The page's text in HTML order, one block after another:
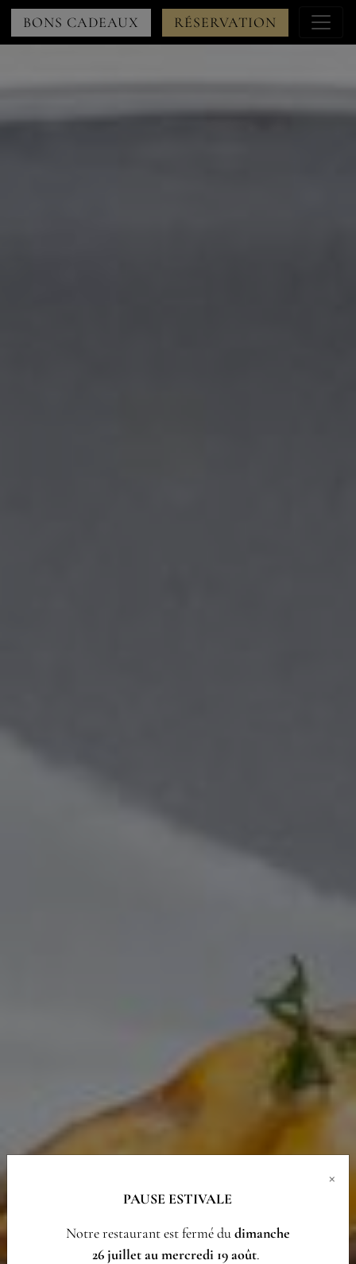
Menu
BONS CADEAUX RÉSERVATION
×
PAUSE ESTIVALE
Notre restaurant est fermé dudimanche
26 juillet au mercredi 19 août.